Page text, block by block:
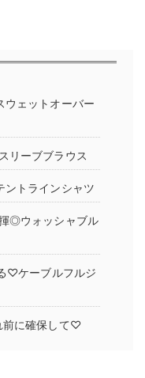
ウェットオーバー
リーブブラウス
ントラインシャツ
◎ウォッシャブル
♡ケーブルフルジ
前に確保して♡